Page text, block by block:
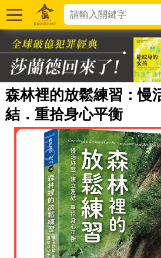
森林裡的放鬆練習：慢
結．重拾身心平衡